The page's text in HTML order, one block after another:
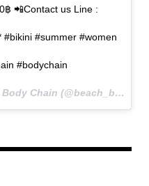
฿ 📲Contact us Line :
#bikini #summer #women
#bodychain
Ein Beitrag geteilt von Beach Body Chain (@beach_body_chain) am